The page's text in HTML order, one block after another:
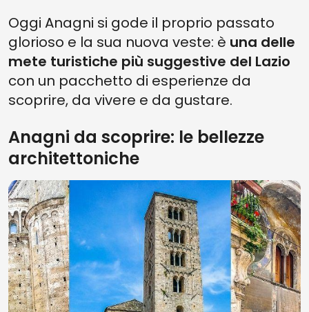
Oggi Anagni si gode il proprio passato
glorioso e la sua nuova veste: è una delle
mete turistiche più suggestive del Lazio
con un pacchetto di esperienze da
scoprire, da vivere e da gustare.
Anagni da scoprire: le bellezze
architettoniche